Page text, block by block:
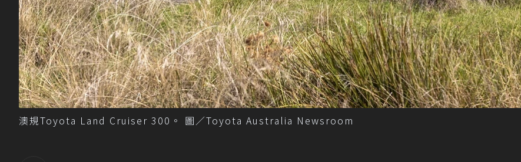
澳規Toyota Land Cruiser 300。 圖／Toyota Australia Newsroom